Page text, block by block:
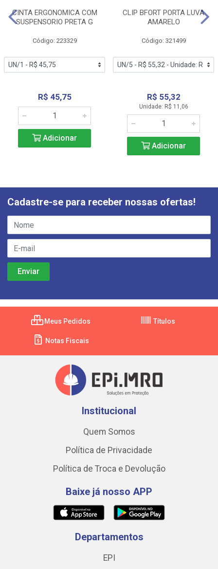
CINTA ERGONOMICA COM
SUSPENSORIO PRETA G
Código: 223329
R$ 45,75
Adicionar
CLIP BFORT PORTA LUVA
AMARELO
Código: 321499
R$ 55,32
Unidade: R$ 11,06
Adicionar
Cadastre-se para receber nossas ofertas!
Meus Pedidos Títulos
Notas Fiscais
Institucional
Quem Somos
Política de Privacidade
Política de Troca e Devolução
Baixe já nosso APP
Departamentos
EPI